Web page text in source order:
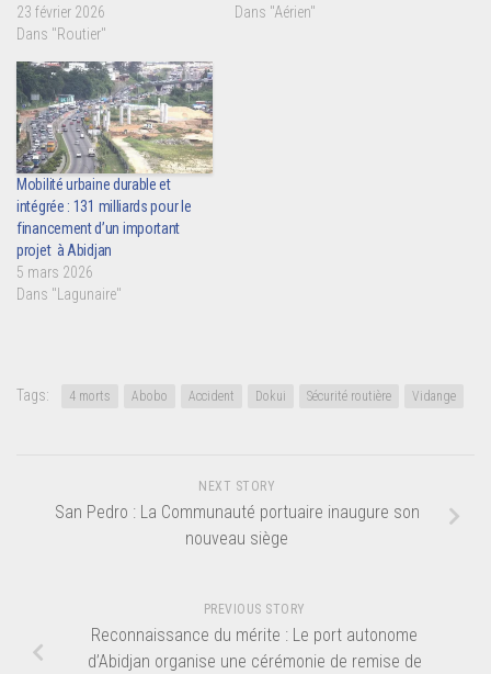
23 février 2026
Dans "Routier"
Dans "Aérien"
Mobilité urbaine durable et
intégrée : 131 milliards pour le
financement d’un important
projet à Abidjan
5 mars 2026
Dans "Lagunaire"
Tags: 4 morts Abobo Accident Dokui Sécurité routière Vidange
NEXT STORY
San Pedro : La Communauté portuaire inaugure son
nouveau siège
PREVIOUS STORY
Reconnaissance du mérite : Le port autonome
d’Abidjan organise une cérémonie de remise de